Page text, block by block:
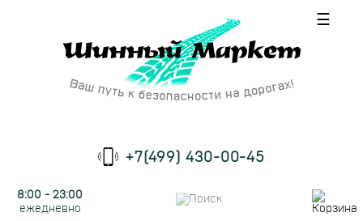
☰
+7(499) 430-00-45
8:00 - 23:00
ежедневно